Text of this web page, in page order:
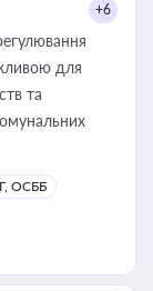
+6
для
та
ОСББ